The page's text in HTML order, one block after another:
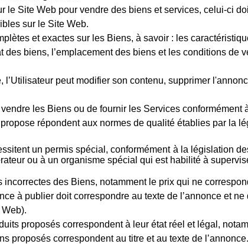
le Site Web pour vendre des biens et services, celui-ci
sur le Site Web.
et exactes sur les Biens, à savoir : les
biens, l’emplacement des biens et les conditions de
l’Utilisateur peut modifier son contenu, supprimer
les Biens ou de fournir les Services
répondent aux normes de qualité établies par la
un permis spécial, conformément à la législation
ou à un organisme spécial qui est habilité à
incorrectes des Biens, notamment le prix qui ne
à publier doit correspondre au texte de l’annonce et
proposés correspondent à leur état réel et légal,
proposés correspondent au titre et au texte de